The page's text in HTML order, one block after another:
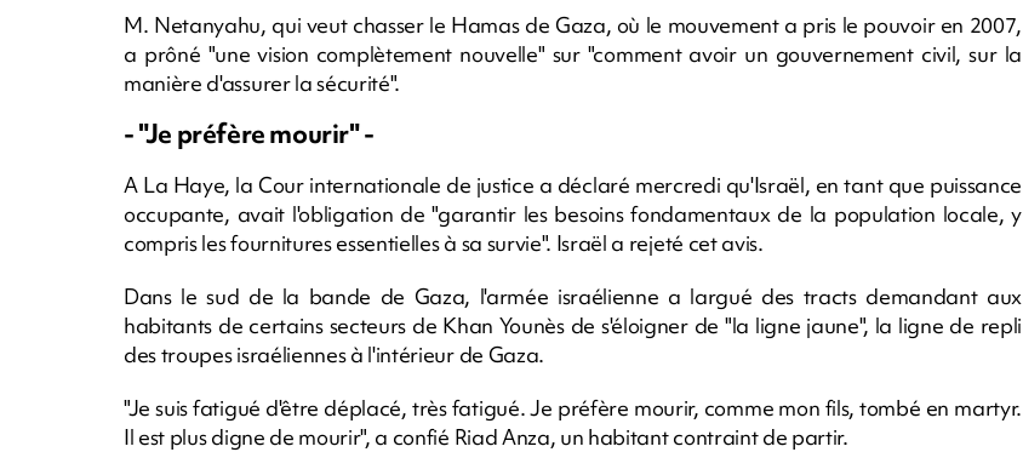
M. Netanyahu, qui veut chasser le Hamas de Gaza, où le mouvement a pris le pouvoir en 2007,
a prôné "une vision complètement nouvelle" sur "comment avoir un gouvernement civil, sur la
manière d'assurer la sécurité".
- "Je préfère mourir" -
A La Haye, la Cour internationale de justice a déclaré mercredi qu'Israël, en tant que puissance
occupante, avait l'obligation de "garantir les besoins fondamentaux de la population locale, y
compris les fournitures essentielles à sa survie". Israël a rejeté cet avis.
Dans le sud de la bande de Gaza, l'armée israélienne a largué des tracts demandant aux
habitants de certains secteurs de Khan Younès de s'éloigner de "la ligne jaune", la ligne de repli
des troupes israéliennes à l'intérieur de Gaza.
"Je suis fatigué d'être déplacé, très fatigué. Je préfère mourir, comme mon fils, tombé en martyr.
Il est plus digne de mourir", a confié Riad Anza, un habitant contraint de partir.